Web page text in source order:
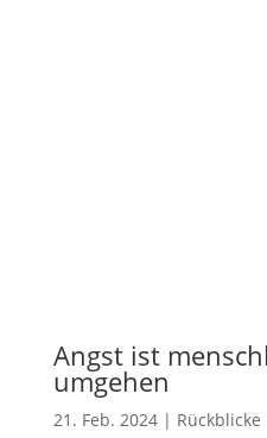
Angst ist
umgehen
21. Feb. 2024| Rückblicke